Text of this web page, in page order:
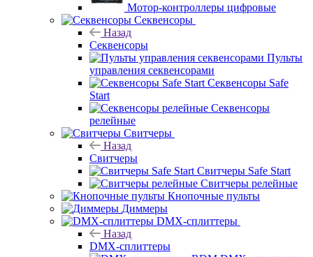
Мотор-контроллеры цифровые
Секвенсоры
Назад
Секвенсоры
Пульты
управления секвенсорами
Секвенсоры Safe
Start
Секвенсоры
релейные
Свитчеры
Назад
Свитчеры
Свитчеры Safe Start
Свитчеры релейные
Кнопочные пульты
Диммеры
DMX-сплиттеры
Назад
DMX-сплиттеры